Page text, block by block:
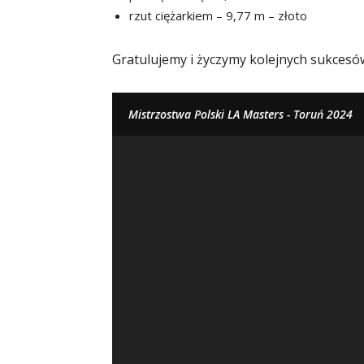
rzut ciężarkiem – 9,77 m – złoto
Gratulujemy i życzymy kolejnych
Mistrzostwa Polski LA Masters - Toruń 2024